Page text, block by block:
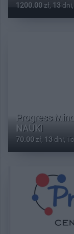
1200.00 zł, 13
Progress
NAUKI
70.00 zł, 13 dni,